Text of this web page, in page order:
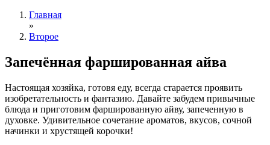
Главная
»
Второе
Запечённая фаршированная айва
Настоящая хозяйка, готовя еду, всегда старается проявить
изобретательность и фантазию. Давайте забудем привычные
блюда и приготовим фаршированную айву, запеченную в
духовке. Удивительное сочетание ароматов, вкусов, сочной
начинки и хрустящей корочки!